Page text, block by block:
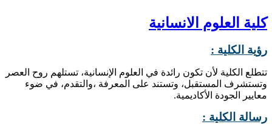
كلية العلوم الانسانية
رؤية الكلية :
تتطلع الكلية لأن تكون رائدة في العلوم الإنسانية، تستلهم روح العصر
وتستشرف المستقبل، وتستند على المعرفة ،والتقدم، في ضوء
معايير الجودة الأكاديمية.
رسالة الكلية :